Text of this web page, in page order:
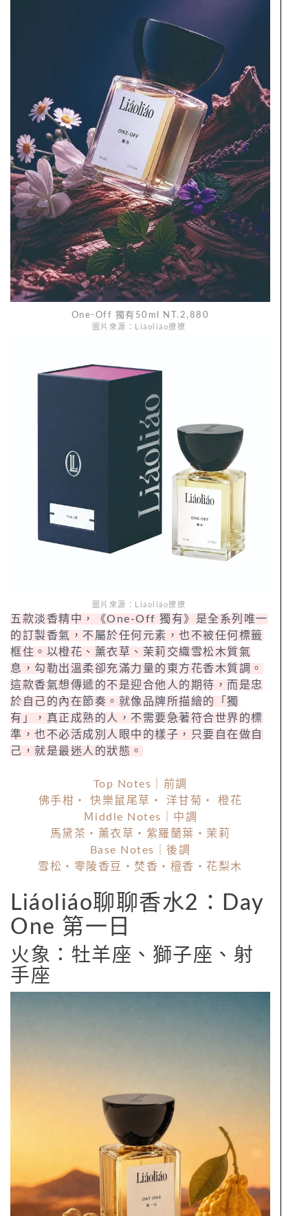
One-Off 獨有50ml NT.2,880
圖片來源：Liáoliáo撩撩
圖片來源：Liáoliáo撩撩
五款淡香精中，《One-Off 獨有》是全系列唯一
的訂製香氣，不屬於任何元素，也不被任何標籤
框住。以橙花、薰衣草、茉莉交織雪松木質氣
息，勾勒出溫柔卻充滿力量的東方花香木質調。
這款香氣想傳遞的不是迎合他人的期待，而是忠
於自己的內在節奏。就像品牌所描繪的「獨
有」，真正成熟的人，不需要急著符合世界的標
準，也不必活成別人眼中的樣子，只要自在做自
己，就是最迷人的狀態。
Top Notes｜前調
佛手柑・ 快樂鼠尾草・ 洋甘菊・ 橙花
Ｍiddle Notes｜中調
馬黛茶・薰衣草・紫羅蘭葉・茉莉
Base Notes｜後調
雪松・零陵香豆・焚香・檀香・花梨木
Liáoliáo聊聊香水2：Day
One 第一日
火象：牡羊座、獅子座、射
手座